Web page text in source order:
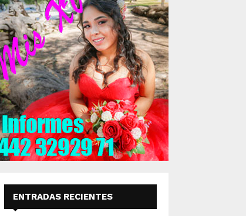
ENTRADAS RECIENTES